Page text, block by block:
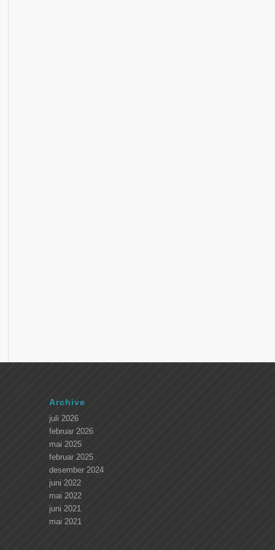
Archive
juli 2026
februar 2026
mai 2025
februar 2025
desember 2024
juni 2022
mai 2022
juni 2021
mai 2021